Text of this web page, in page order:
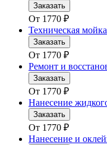
Заказать
От 1770 ₽
Техническая мойка
Заказать
От 1770 ₽
Ремонт и
Заказать
От 1770 ₽
Нанесение
Заказать
От 1770 ₽
Нанесение и